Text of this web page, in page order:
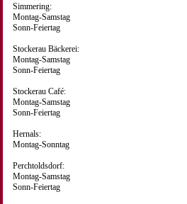
Simmering:
Montag-Samstag
Sonn-Feiertag
Stockerau Bäckerei:
Montag-Samstag
Sonn-Feiertag
Stockerau Café:
Montag-Samstag
Sonn-Feiertag
Hernals:
Montag-Sonntag
Perchtoldsdorf:
Montag-Samstag
Sonn-Feiertag